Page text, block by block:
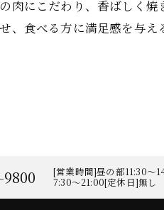
肉にこだわり、香ばしく
、食べる方に満足感を与え
9800
[営業時間]昼の部11:30～
7:30～21:00[定休日]無し